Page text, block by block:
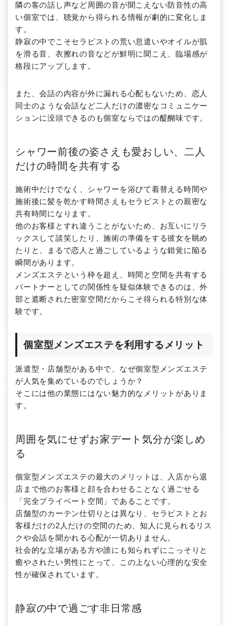
隣の客の話し声など周囲の音が聞こえない防音性の高
い個室では、聴覚から得られる情報が劇的に変化しま
す。
静寂の中でこそセラピストの荒い息遣いやオイルが肌
を滑る音、衣擦れの音などが鮮明に聞こえ、臨場感が
格段にアップします。
また、会話の内容が外に漏れる心配もないため、恋人
同士のような会話など二人だけの濃密なコミュニケー
ションに没頭できるのも個室ならではの醍醐味です。
シャワー前後の姿さえも愛おしい、二人
だけの時間を共有する
施術中だけでなく、シャワーを浴びて着替える時間や
施術後に髪を乾かす時間さえもセラピストとの親密な
共有時間になります。
他のお客様とすれ違うことがないため、お互いにリラ
ックスして談笑したり、施術の準備をする彼女を眺め
たりと、まるで恋人と過ごしているような錯覚に陥る
瞬間があります。
メンズエステという枠を超え、時間と空間を共有する
パートナーとしての関係性を疑似体験できるのは、外
部と遮断された密室空間だからこそ得られる特別な体
験です。
個室型メンズエステを利用するメリット
派遣型・店舗型がある中で、なぜ個室型メンズエステ
が人気を集めているのでしょうか？
そこには他の業態にはない魅力的なメリットがありま
す。
周囲を気にせずお家デート気分が楽しめ
る
個室型メンズエステの最大のメリットは、入店から退
店まで他のお客様と顔を合わせることなく過ごせる
「完全プライベート空間」であることです。
店舗型のカーテン仕切りとは異なり、セラピストとお
客様だけの2人だけの空間のため、知人に見られるリス
クや会話を聞かれる心配が一切ありません。
社会的な立場がある方や誰にも知られずにこっそりと
癒やされたい男性にとって、この上ない心理的な安全
性が確保されています。
静寂の中で過ごす非日常感